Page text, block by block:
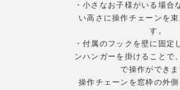
・小さなお子様がいる場合
い高さに操作チェーンを
す。
・付属のフックを壁に固定
ンハンガーを掛けることで
で操作ができま
操作チェーンを窓枠の外